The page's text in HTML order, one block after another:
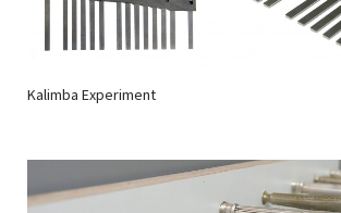
Kalimba Experiment